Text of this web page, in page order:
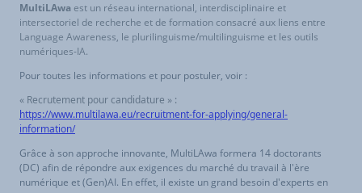
MultiLAwa est un réseau international, interdisciplinaire et
intersectoriel de recherche et de formation consacré aux liens entre
Language Awareness, le plurilinguisme/multilinguisme et les outils
numériques-IA.
Pour toutes les informations et pour postuler, voir :
« Recrutement pour candidature » :
https://www.multilawa.eu/recruitment-for-applying/general-
information/
Grâce à son approche innovante, MultiLAwa formera 14 doctorants
(DC) afin de répondre aux exigences du marché du travail à l'ère
numérique et (Gen)AI. En effet, il existe un grand besoin d'experts en